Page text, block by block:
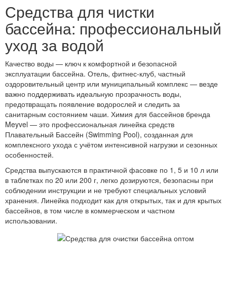
Средства для чистки
бассейна: профессиональный
уход за водой
Качество воды — ключ к комфортной и безопасной
эксплуатации бассейна. Отель, фитнес-клуб, частный
оздоровительный центр или муниципальный комплекс — везде
важно поддерживать идеальную прозрачность воды,
предотвращать появление водорослей и следить за
санитарным состоянием чаши. Химия для бассейнов бренда
Meyvel — это профессиональная линейка средств
Плавательный Бассейн (Swimming Pool), созданная для
комплексного ухода с учётом интенсивной нагрузки и сезонных
особенностей.
Средства выпускаются в практичной фасовке по 1, 5 и 10 л или
в таблетках по 20 или 200 г, легко дозируются, безопасны при
соблюдении инструкции и не требуют специальных условий
хранения. Линейка подходит как для открытых, так и для крытых
бассейнов, в том числе в коммерческом и частном
использовании.